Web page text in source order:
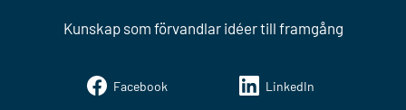
Kunskap som förvandlar idéer till framgång
Facebook LinkedIn